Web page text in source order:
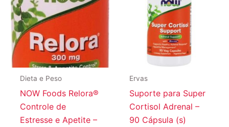
Dieta e Peso
NOW Foods Relora®
Controle de
Estresse e Apetite –
Ervas
Suporte para Super
Cortisol Adrenal –
90 Cápsula (s)